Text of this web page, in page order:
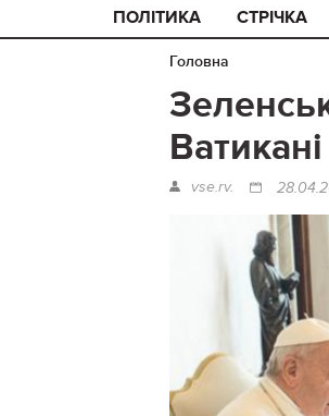
ПОЛІТИКА СТРІЧКА
Головна
Ватикані
vse.rv.